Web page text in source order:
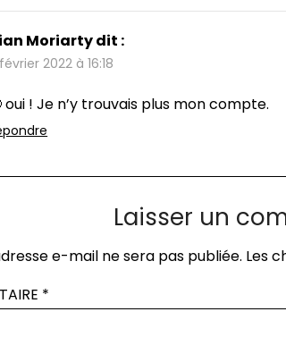
Moriartydit :
2022 à 16:18
oui ! Je n’y trouvais plus mon compte.
Laisser un
e-mail ne sera pas publiée. Les
*